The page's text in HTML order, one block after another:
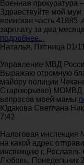
Военная прокуратура
Здравствуйте мой
воинская часть 41885
зарплату за два
подробнее...
Наталья, Пятница 01/
Управление МВД
Выражаю огромную
майору полиции
Староюрьево) МОМВД
вопросов моей мамы
Юдакова Светлана
7:42
Налоговая инспекция
на какой адрес
инспекцию г,
Любовь, Понедельник